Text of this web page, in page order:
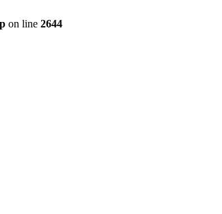
on line 2644